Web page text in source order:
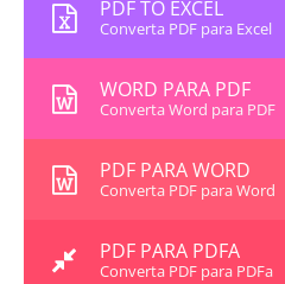
PDF TO EXCEL
Converta PDF para Excel
WORD PARA PDF
Converta Word para PDF
PDF PARA WORD
Converta PDF para Word
PDF PARA PDFA
Converta PDF para PDFa